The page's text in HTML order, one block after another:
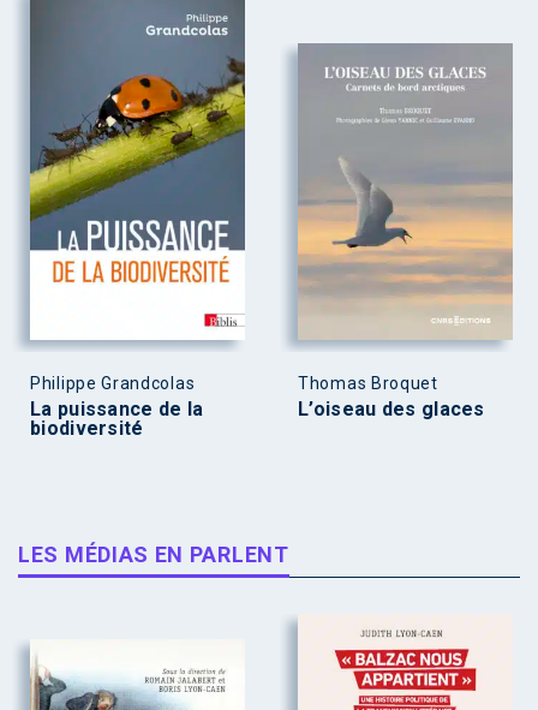
Philippe Grandcolas
La puissance de la
biodiversité
Thomas Broquet
L’oiseau des glaces
LES MÉDIAS EN PARLENT